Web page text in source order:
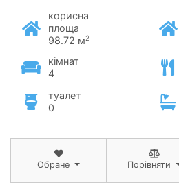
корисна
площа
98.72 м2
кімнат
4
туалет
0
Обране Порівняти